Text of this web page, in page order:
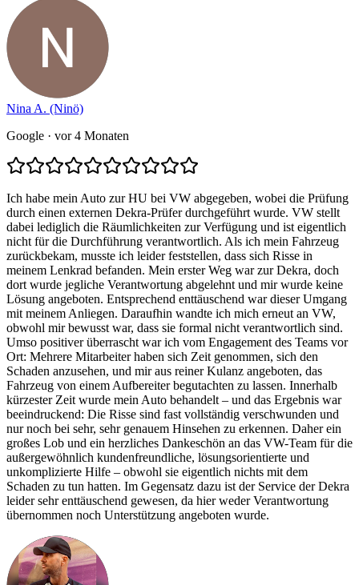
Nina A. (Ninö)
Google · vor 4 Monaten
Ich habe mein Auto zur HU bei VW abgegeben, wobei die Prüfung
durch einen externen Dekra-Prüfer durchgeführt wurde. VW stellt
dabei lediglich die Räumlichkeiten zur Verfügung und ist eigentlich
nicht für die Durchführung verantwortlich. Als ich mein Fahrzeug
zurückbekam, musste ich leider feststellen, dass sich Risse in
meinem Lenkrad befanden. Mein erster Weg war zur Dekra, doch
dort wurde jegliche Verantwortung abgelehnt und mir wurde keine
Lösung angeboten. Entsprechend enttäuschend war dieser Umgang
mit meinem Anliegen. Daraufhin wandte ich mich erneut an VW,
obwohl mir bewusst war, dass sie formal nicht verantwortlich sind.
Umso positiver überrascht war ich vom Engagement des Teams vor
Ort: Mehrere Mitarbeiter haben sich Zeit genommen, sich den
Schaden anzusehen, und mir aus reiner Kulanz angeboten, das
Fahrzeug von einem Aufbereiter begutachten zu lassen. Innerhalb
kürzester Zeit wurde mein Auto behandelt – und das Ergebnis war
beeindruckend: Die Risse sind fast vollständig verschwunden und
nur noch bei sehr, sehr genauem Hinsehen zu erkennen. Daher ein
großes Lob und ein herzliches Dankeschön an das VW-Team für die
außergewöhnlich kundenfreundliche, lösungsorientierte und
unkomplizierte Hilfe – obwohl sie eigentlich nichts mit dem
Schaden zu tun hatten. Im Gegensatz dazu ist der Service der Dekra
leider sehr enttäuschend gewesen, da hier weder Verantwortung
übernommen noch Unterstützung angeboten wurde.